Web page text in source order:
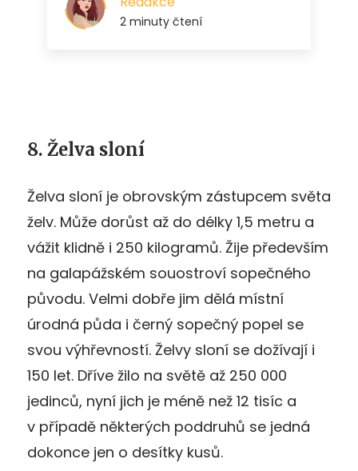
8. Želva sloní
Želva sloní je obrovským zástupcem světa
želv. Může dorůst až do délky 1,5 metru a
vážit klidně i 250 kilogramů. Žije především
na galapážském souostroví sopečného
původu. Velmi dobře jim dělá místní
úrodná půda i černý sopečný popel se
svou výhřevností. Želvy sloní se dožívají i
150 let. Dříve žilo na světě až 250 000
jedinců, nyní jich je méně než 12 tisíc a
v případě některých poddruhů se jedná
dokonce jen o desítky kusů.